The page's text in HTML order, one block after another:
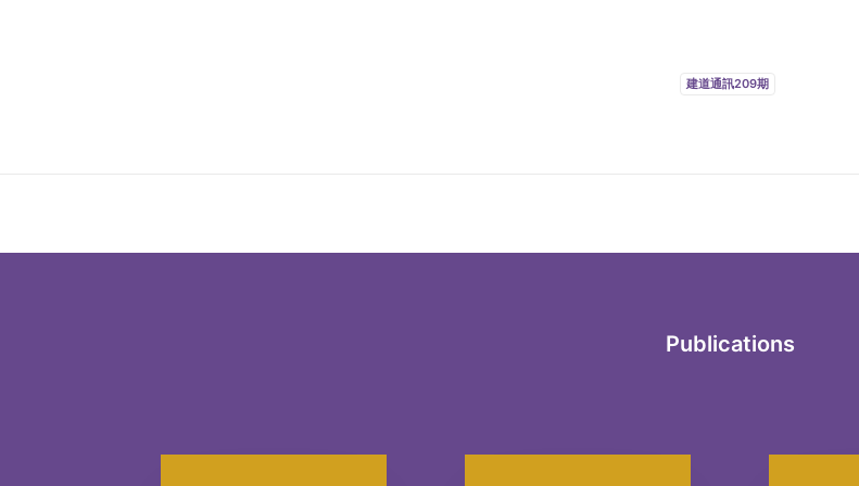
建道通訊209期
Publications